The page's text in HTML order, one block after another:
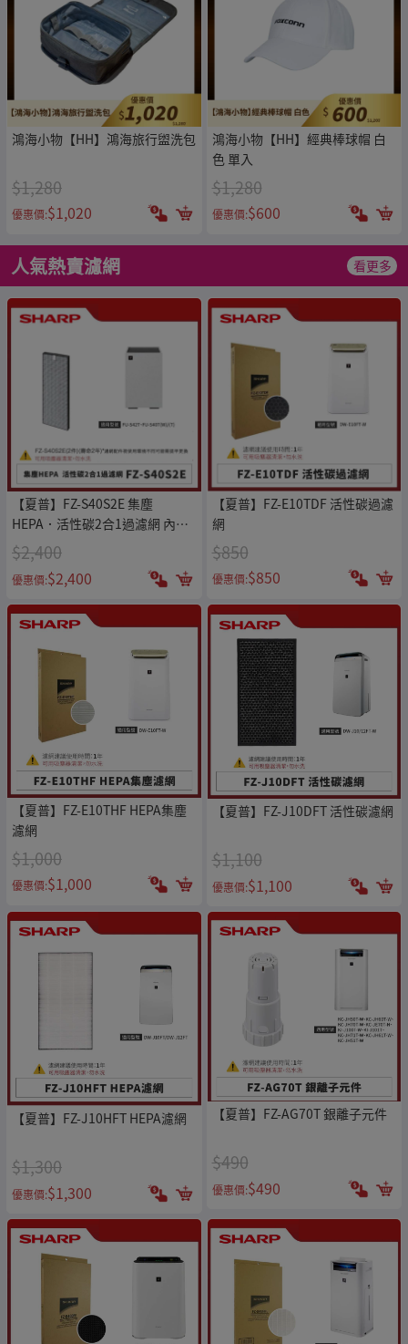
鴻海小物【HH】鴻海旅行盥洗包
$1,280
優惠價:$1,020
鴻海小物【HH】經典棒球帽 白
色 單入
$1,280
優惠價:$600
人氣熱賣濾網 看更多
【夏普】FZ-S40S2E 集塵
HEPA．活性碳2合1過濾網 內含2
片濾網
$2,400
優惠價:$2,400
【夏普】FZ-E10TDF 活性碳過濾
網
$850
優惠價:$850
【夏普】FZ-E10THF HEPA集塵
濾網
$1,000
優惠價:$1,000
【夏普】FZ-J10DFT 活性碳濾網
$1,100
優惠價:$1,100
【夏普】FZ-J10HFT HEPA濾網
$1,300
優惠價:$1,300
【夏普】FZ-AG70T 銀離子元件
$490
優惠價:$490